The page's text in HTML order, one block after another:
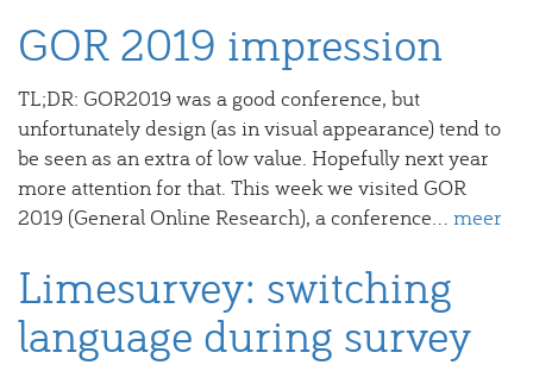
GOR 2019 impression
TL;DR: GOR2019 was a good conference, but
unfortunately design (as in visual appearance) tend to
be seen as an extra of low value. Hopefully next year
more attention for that. This week we visited GOR
2019 (General Online Research), a conference... meer
Limesurvey: switching
language during survey